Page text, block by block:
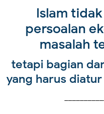
Islam
persoalan
masalah
tetapi bagian
yang harus